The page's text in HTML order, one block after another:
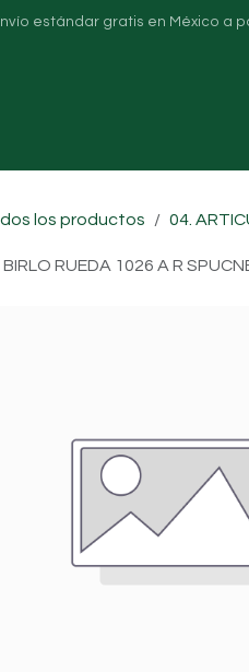
estándar gratis en México a
los productos 04.
BIRLO RUEDA 1026 A R